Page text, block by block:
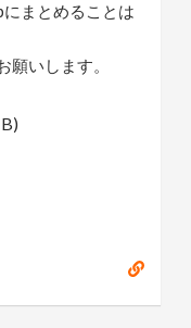
まとめることは
願いします。